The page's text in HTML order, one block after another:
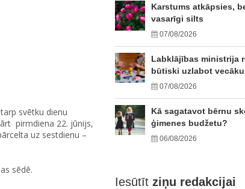
svētku dienu
pirmdiena 22. jūnijs,
uz sestdienu –
sēdē.
Karstums atkāpsies,
vasarīgi silts
07/08/2026
Labklājības ministrija
būtiski uzlabot
07/08/2026
Kā sagatavot bērnu
ģimenes budžetu?
06/08/2026
Iesūtīt ziņu redakcijai